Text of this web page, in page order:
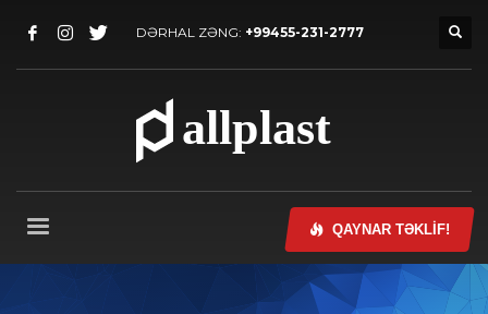
DƏRHAL ZƏNG: +99455-231-2777
QAYNAR TƏKLİF!